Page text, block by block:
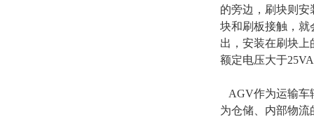
的旁边，刷块则
块和刷板接触，就
出，安装在刷块上
额定电压大于
AGV作为运输车
为仓储、内部物